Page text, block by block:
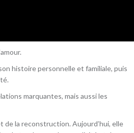
histoire personnelle et familiale, puis
marquantes, mais aussi les
la reconstruction. Aujourd’hui, elle